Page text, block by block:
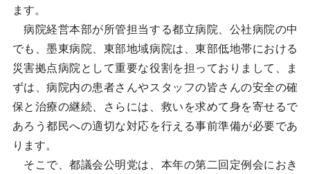
ます。
病院経営本部が所管担当する都立病院、公社病院の中
でも、墨東病院、東部地域病院は、東部低地帯における
災害拠点病院として重要な役割を担っておりまして、ま
ずは、病院内の患者さんやスタッフの皆さんの安全の確
保と治療の継続、さらには、救いを求めて身を寄せるで
あろう都民への適切な対応を行える事前準備が必要であ
ります。
そこで、都議会公明党は、本年の第二回定例会におき